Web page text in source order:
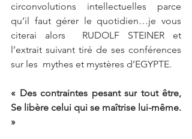
circonvolutions intellectuelles parce
qu’il faut gérer le quotidien…je vous
citerai alors  RUDOLF STEINER et
l’extrait suivant tiré de ses conférences
sur les  mythes et mystères d’EGYPTE.
« Des contraintes pesant sur tout être,
Se libère celui qui se maîtrise lui-même.
»